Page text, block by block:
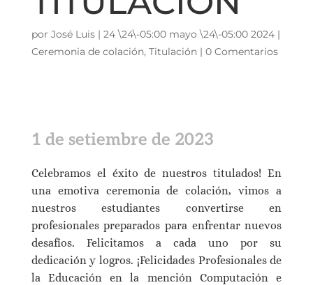
por José Luis| 24 \24\-05:00 mayo \24\-05:00 2024|
Ceremonia de colación, Titulación| 0 Comentarios
1 de setiembre de 2023
Celebramos el éxito de nuestros titulados!En
una emotiva ceremonia de colación, vimos a
nuestros estudiantes convertirse en
profesionales preparados para enfrentar nuevos
desafíos. Felicitamos a cada uno por su
dedicación y logros. ¡Felicidades Profesionales de
la Educación en la mención Computación e